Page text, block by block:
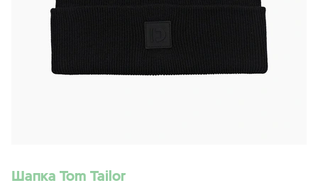
Шапка Tom Tailor